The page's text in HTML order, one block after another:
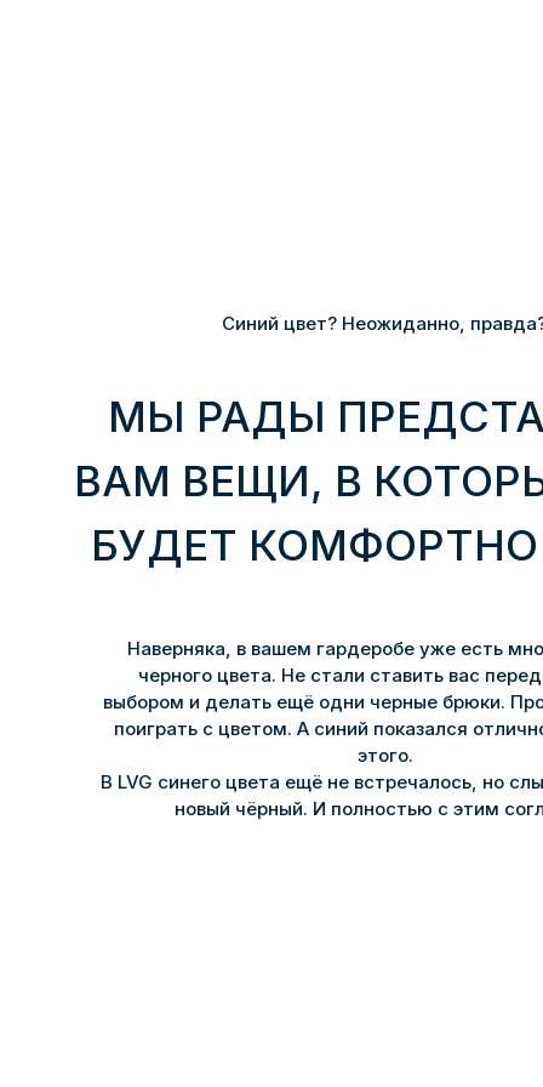
МЫ РАДЫ
ВАМ ВЕЩИ, В
БУДЕТ
Синий цвет? Неожиданно,
Наверняка, в вашем гардеробе уже есть
черного цвета. Не стали ставить вас
выбором и делать ещё одни черные брюки.
поиграть с цветом. А синий показался
этого.
В LVG синего цвета ещё не встречалось, но
новый чёрный. И полностью с этим